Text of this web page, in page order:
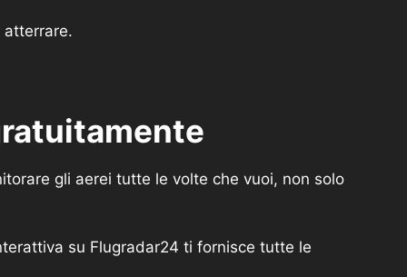
atterrare.
gli aerei tutte le volte che vuoi, non solo
su Flugradar24 ti fornisce tutte le